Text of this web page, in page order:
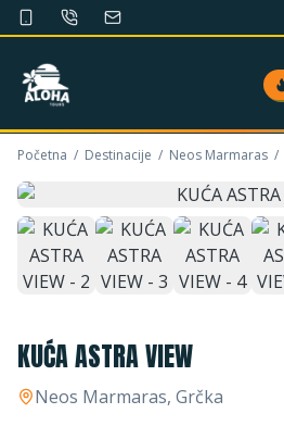
Početna / Destinacije / Neos Marmaras /
KUĆA ASTRA VIEW
Neos Marmaras, Grčka